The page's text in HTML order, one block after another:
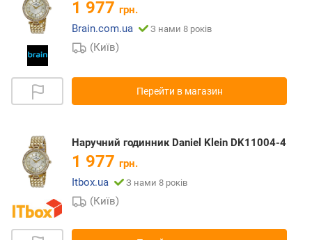
1 977 грн.
Brain.com.ua
З нами 8 років
(Київ)
Перейти в магазин
Наручний годинник Daniel Klein DK11004-4
1 977 грн.
Itbox.ua
З нами 8 років
(Київ)